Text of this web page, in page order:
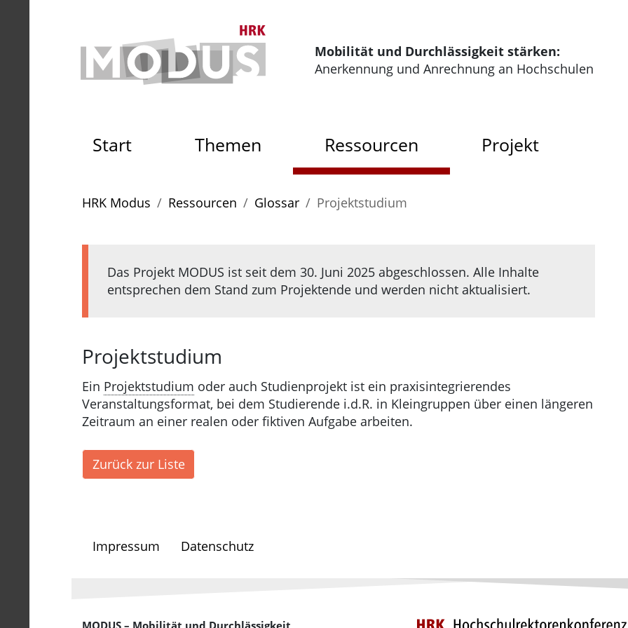
Mobilität und Durchlässigkeit stärken:
Anerkennung und Anrechnung an Hochschulen
Zur Startseite der HRK Modus
Start Themen Ressourcen Projekt
HRK Modus
Ressourcen Glossar Projektstudium
Das Projekt MODUS ist seit dem 30. Juni 2025 abgeschlossen. Alle Inhalte
entsprechen dem Stand zum Projektende und werden nicht aktualisiert.
Projektstudium
Ein Projektstudium oder auch Studienprojekt ist ein praxisintegrierendes
Veranstaltungsformat, bei dem Studierende i.d.R. in Kleingruppen über einen längeren
Zeitraum an einer realen oder fiktiven Aufgabe arbeiten.
Zurück zur Liste
Impressum Datenschutz
MODUS – Mobilität und Durchlässigkeit